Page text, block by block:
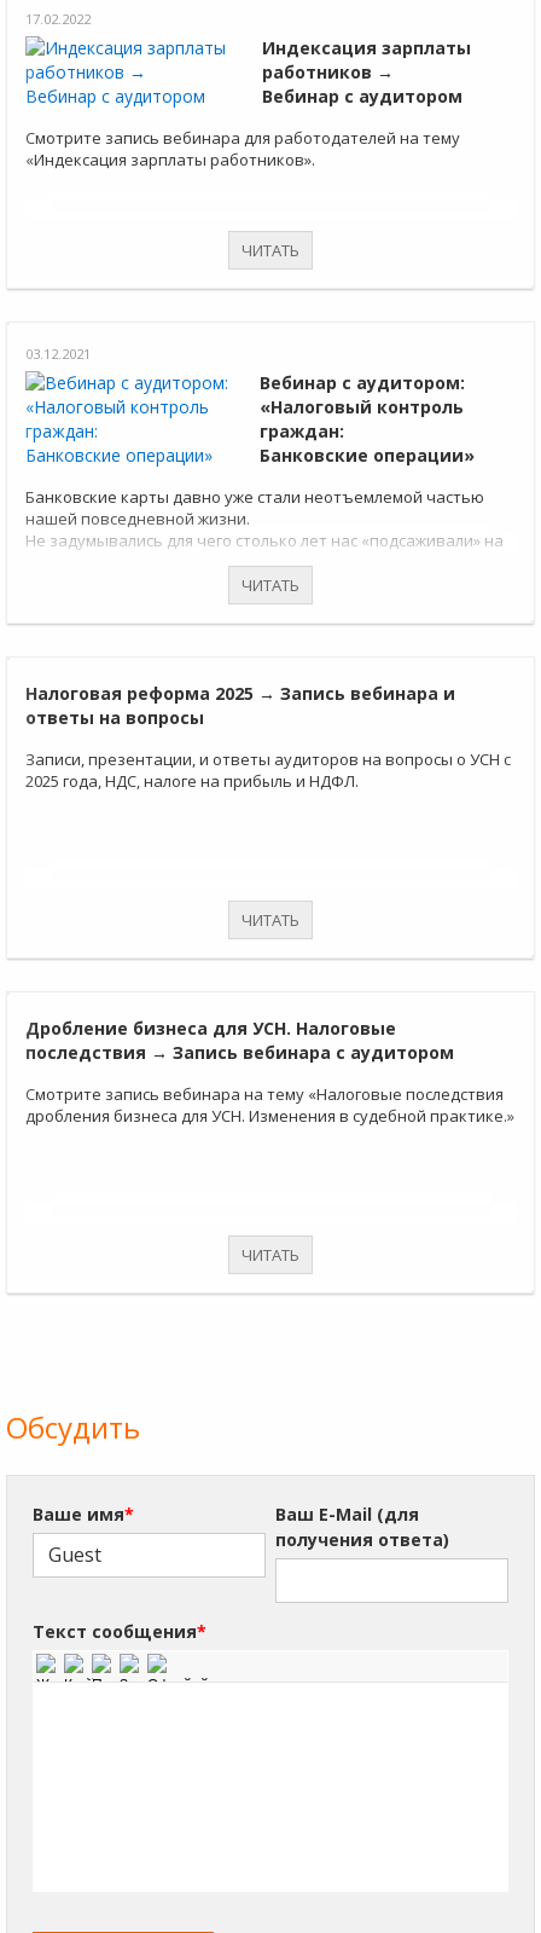
17.02.2022
Индексация зарплаты
работников →
Вебинар с аудитором
Смотрите запись вебинара для работодателей на тему
«Индексация зарплаты работников».
ЧИТАТЬ
03.12.2021
Вебинар с аудитором:
«Налоговый контроль
граждан:
Банковские операции»
Банковские карты давно уже стали неотъемлемой частью
нашей повседневной жизни.
Не задумывались для чего столько лет нас «подсаживали» на
Для налогового контроля за доходами каждого из нас!
Но этот контроль не страшен тем, кто знает ЧТО и КАК
налоговая служба будет проверять.
ЧИТАТЬ
Налоговая реформа 2025 → Запись вебинара и
ответы на вопросы
Записи, презентации, и ответы аудиторов на вопросы о УСН с
2025 года, НДС, налоге на прибыль и НДФЛ.
ЧИТАТЬ
Дробление бизнеса для УСН. Налоговые
последствия → Запись вебинара с аудитором
Смотрите запись вебинара на тему «Налоговые последствия
дробления бизнеса для УСН. Изменения в судебной практике.»
ЧИТАТЬ
Обсудить
Ваше имя*
Ваш E-Mail (для
получения ответа)
Текст сообщения*